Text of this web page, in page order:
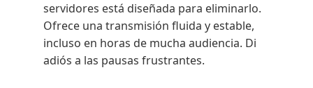
servidores está diseñada para eliminarlo.
Ofrece una transmisión fluida y estable,
incluso en horas de mucha audiencia. Di
adiós a las pausas frustrantes.